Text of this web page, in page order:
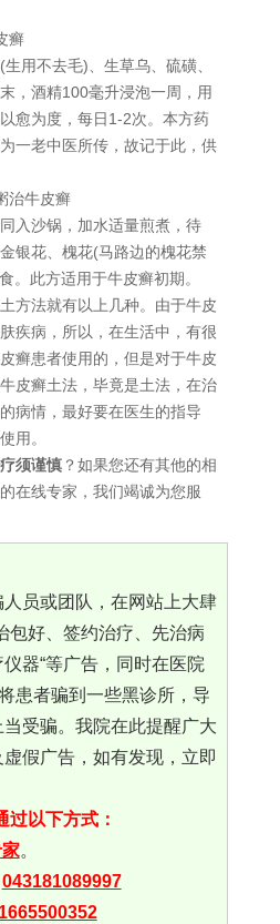
癣
不去毛)、生草乌、硫磺、
，酒精100毫升浸泡一周，用
愈为度，每日1-2次。本方药
一老中医所传，故记于此，供
牛皮癣
沙锅，加水适量煎煮，待
银花、槐花(马路边的槐花禁
。此方适用于牛皮癣初期。
法就有以上几种。由于牛皮
疾病，所以，在生活中，有很
癣患者使用的，但是对于牛皮
皮癣土法，毕竟是土法，在治
病情，最好要在医生的指导
用。
须谨慎 ？如果您还有其他的相
在线专家，我们竭诚为您服
员或团队，在网站上大肆
包好、签约治疗、先治病
器“等广告，同时在医院
患者骗到一些黑诊所，导
受骗。我院在此提醒广大
假广告，如有发现，立即
过以下方式：
。
043181089997
1665500352